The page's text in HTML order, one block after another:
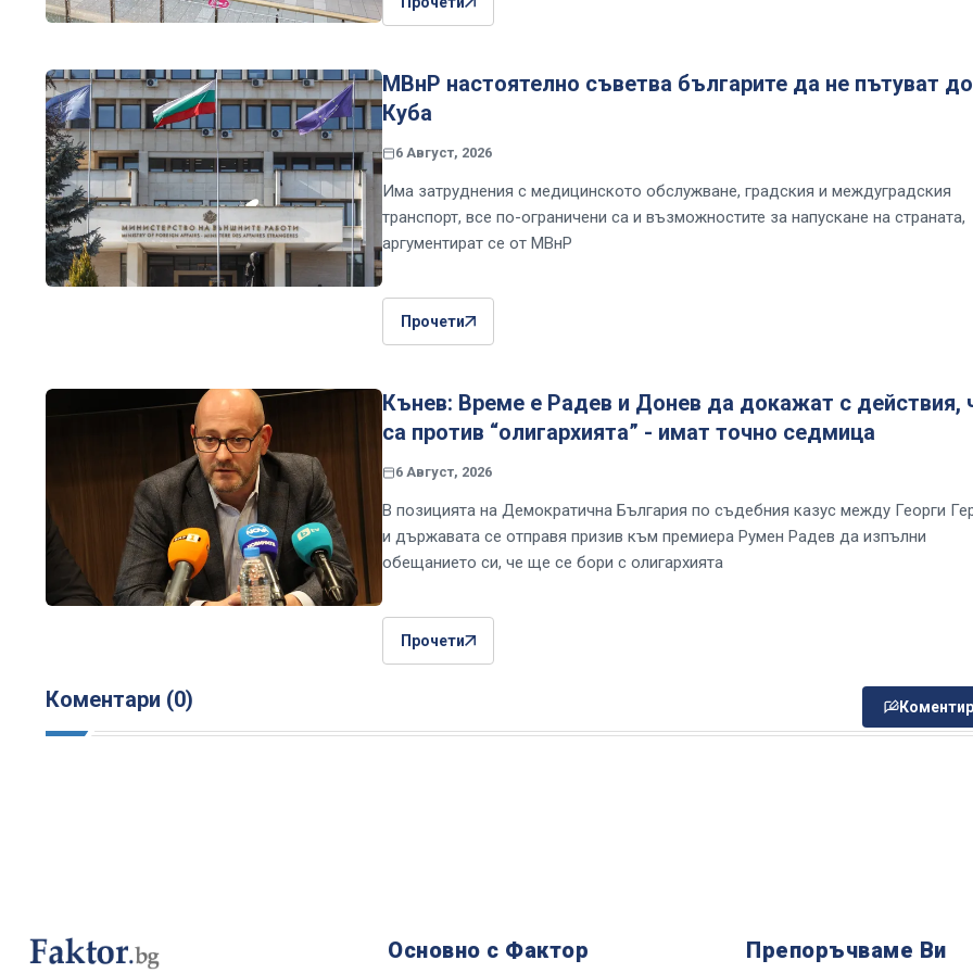
МВнР настоятелно съветва българите да не пътуват до
Куба
6 Август, 2026
Има затруднения с медицинското обслужване, градския и междуградския
транспорт, все по-ограничени са и възможностите за напускане на страната,
аргументират се от МВнР
Прочети
Кънев: Време е Радев и Донев да докажат с действия,
са против “олигархията” - имат точно седмица
6 Август, 2026
В позицията на Демократична България по съдебния казус между Георги
и държавата се отправя призив към премиера Румен Радев да изпълни
обещанието си, че ще се бори с олигархията
Прочети
Коментари (0)
Основно с Фактор Препоръчваме Ви